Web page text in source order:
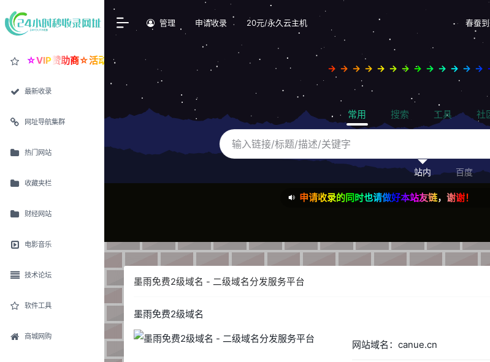
☆VIP赞助商☆活动价30元/永久置顶
最新收录
网址导航集群
热门网站
收藏夹栏
财经网站
电影音乐
技术论坛
软件工具
商城网购
管理 申请收录 20元/永久云主机 春蚕
常用 搜索 工具 社
站内 百度
申请收录的同时也请做好本站友链，谢谢！
墨雨免费2级域名 - 二级域名分发服务平台
墨雨免费2级域名
网站域名：canue.cn